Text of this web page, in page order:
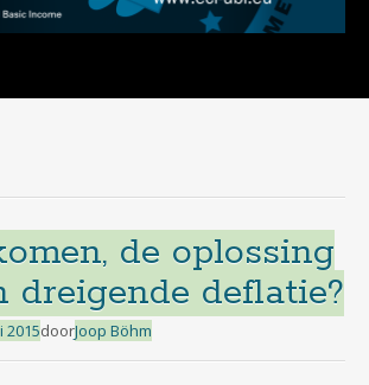
de oplossing
dreigende deflatie?
2015doorJoop Böhm